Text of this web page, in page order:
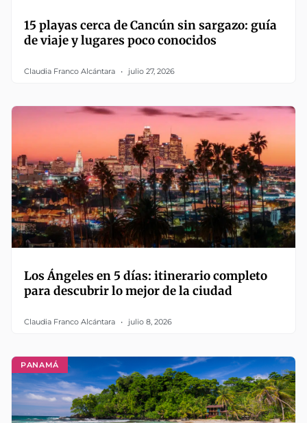
15 playas cerca de Cancún sin sargazo: guía
de viaje y lugares poco conocidos
Claudia Franco Alcántara julio 27, 2026
Los Ángeles en 5 días: itinerario completo
para descubrir lo mejor de la ciudad
Claudia Franco Alcántara julio 8, 2026
PANAMÁ